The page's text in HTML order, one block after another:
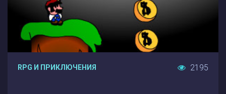
RPG И ПРИКЛЮЧЕНИЯ 2195